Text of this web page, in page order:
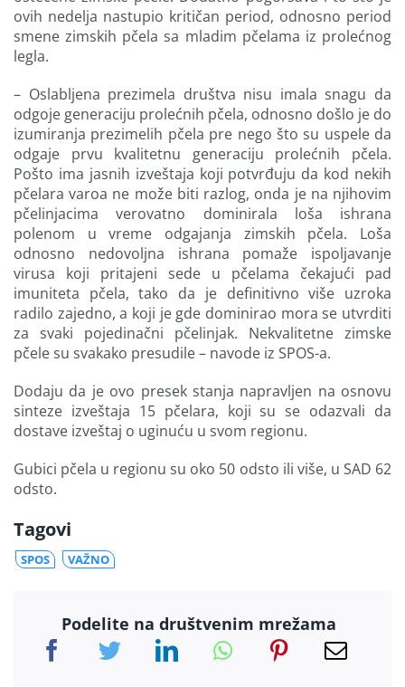
ovih nedelja nastupio kritičan period, odnosno period
smene zimskih pčela sa mladim pčelama iz prolećnog
legla.
– Oslabljena prezimela društva nisu imala snagu da
odgoje generaciju prolećnih pčela, odnosno došlo je do
izumiranja prezimelih pčela pre nego što su uspele da
odgaje prvu kvalitetnu generaciju prolećnih pčela.
Pošto ima jasnih izveštaja koji potvrđuju da kod nekih
pčelara varoa ne može biti razlog, onda je na njihovim
pčelinjacima verovatno dominirala loša ishrana
polenom u vreme odgajanja zimskih pčela. Loša
odnosno nedovoljna ishrana pomaže ispoljavanje
virusa koji pritajeni sede u pčelama čekajući pad
imuniteta pčela, tako da je definitivno više uzroka
radilo zajedno, a koji je gde dominirao mora se utvrditi
za svaki pojedinačni pčelinjak. Nekvalitetne zimske
pčele su svakako presudile – navode iz SPOS-a.
Dodaju da je ovo presek stanja napravljen na osnovu
sinteze izveštaja 15 pčelara, koji su se odazvali da
dostave izveštaj o uginuću u svom regionu.
Gubici pčela u regionu su oko 50 odsto ili više, u SAD 62
odsto.
Tagovi
SPOS VAŽNO
Podelite na društvenim mrežama